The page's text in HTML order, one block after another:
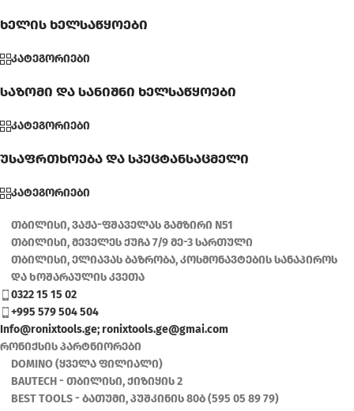
ხელის ხელსაწყოები
კატეგორიები
საზომი და სანიშნი ხელსაწყოები
კატეგორიები
უსაფრთხოება და სპეცტანსაცმელი
კატეგორიები
თბილისი, ვაჟა-ფშაველას გამზირი N51
თბილისი, მეველეს ქუჩა 7/9 მე-3 სართული
თბილისი, ელიავას ბაზრობა, კოსმონავტების სანაპიროს
და ხოშარაულის კვეთა
0322 15 15 02
+995 579 504 504
Info@ronixtools.ge; ronixtools.ge@gmai.com
რონიქსის პარტნიორები
DOMINO (ყველა ფილიალი)
BAUTECH - თბილისი, ქიზიყის 2
BEST TOOLS - ბათუმი, პუშკინის 80ბ (595 05 89 79)